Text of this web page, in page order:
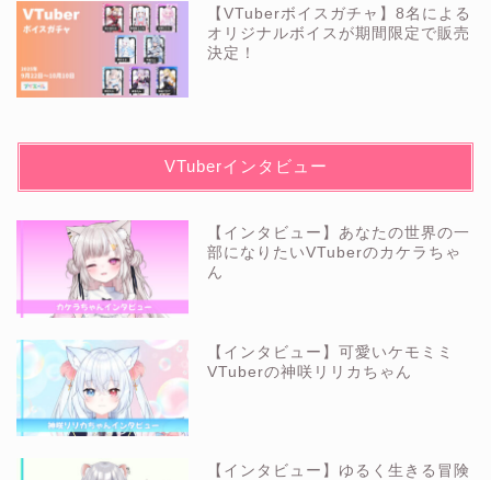
【VTuberボイスガチャ】8名による
オリジナルボイスが期間限定で販売
決定！
VTuberインタビュー
【インタビュー】あなたの世界の一
部になりたいVTuberのカケラちゃ
ん
【インタビュー】可愛いケモミミ
VTuberの神咲リリカちゃん
【インタビュー】ゆるく生きる冒険